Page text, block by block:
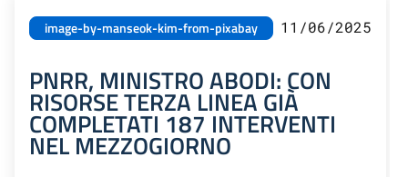
image-by-manseok-kim-from-pixabay 11/06/2025
PNRR, MINISTRO ABODI: CON
RISORSE TERZA LINEA GIÀ
COMPLETATI 187 INTERVENTI
NEL MEZZOGIORNO